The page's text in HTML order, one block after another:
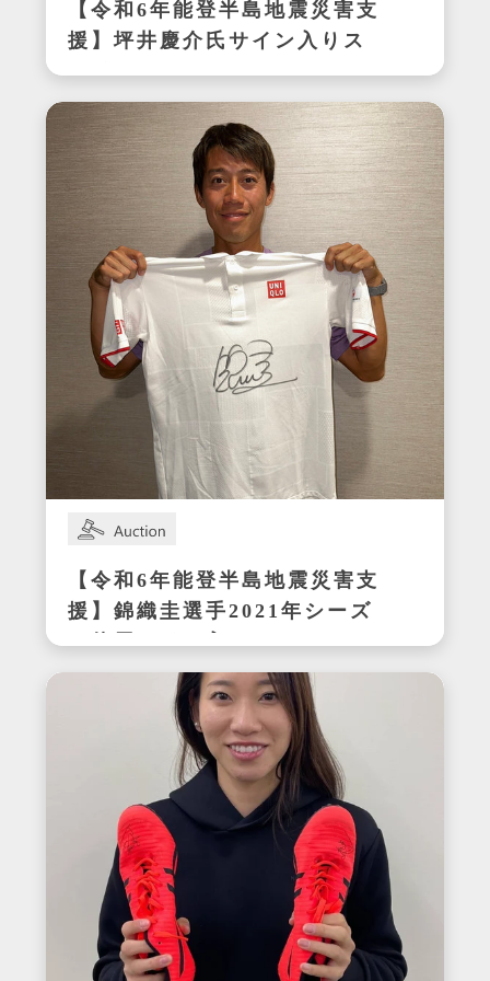
【令和6年能登半島地震災害支
援】坪井慶介氏サイン入りス
パイク
【令和6年能登半島地震災害支
援】錦織圭選手2021年シーズ
ン使用サイン入りウェア